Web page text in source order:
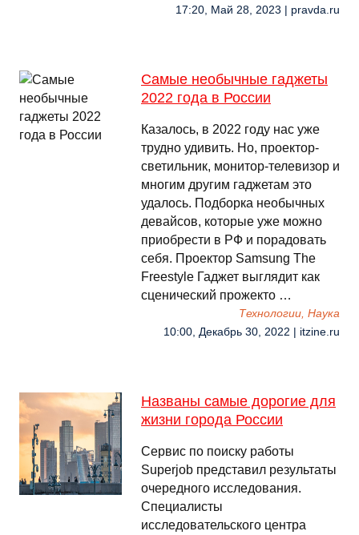
17:20, Май 28, 2023 | pravda.ru
Самые необычные гаджеты
2022 года в России
Казалось, в 2022 году нас уже
трудно удивить. Но, проектор-
светильник, монитор-телевизор и
многим другим гаджетам это
удалось. Подборка необычных
девайсов, которые уже можно
приобрести в РФ и порадовать
себя. Проектор Samsung The
Freestyle Гаджет выглядит как
сценический прожекто …
Технологии, Наука
10:00, Декабрь 30, 2022 | itzine.ru
Названы самые дорогие для
жизни города России
Сервис по поиску работы
Superjob представил результаты
очередного исследования.
Специалисты
исследовательского центра